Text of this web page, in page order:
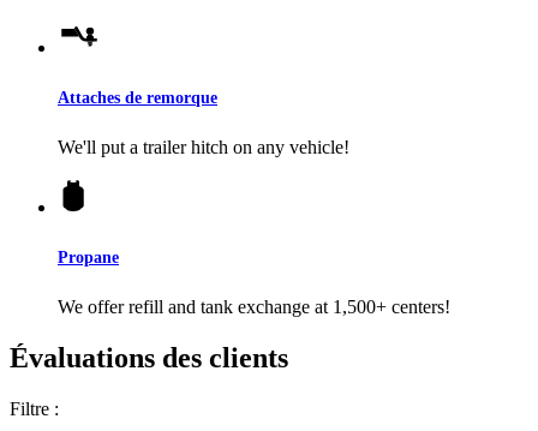
Attaches de remorque
We'll put a trailer hitch on any vehicle!
Propane
We offer refill and tank exchange at 1,500+ centers!
Évaluations des clients
Filtre :